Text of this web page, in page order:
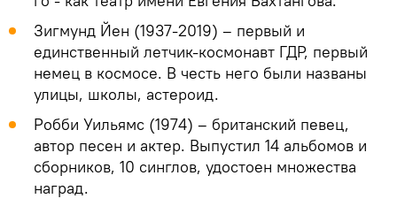
Зигмунд Йен (1937-2019) – первый и
единственный летчик-космонавт ГДР, первый
немец в космосе. В честь него были названы
улицы, школы, астероид.
Робби Уильямс (1974) – британский певец,
автор песен и актер. Выпустил 14 альбомов и
сборников, 10 синглов, удостоен множества
наград.